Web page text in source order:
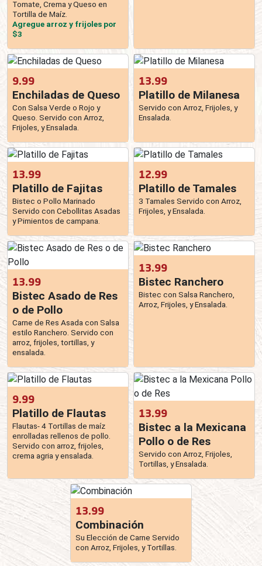
Tomate, Crema y Queso en
Tortilla de Maíz.
Agregue arroz y frijoles por
$3
9.99
Enchiladas de Queso
Con Salsa Verde o Rojo y
Queso. Servido con Arroz,
Frijoles, y Ensalada.
13.99
Platillo de Milanesa
Servido con Arroz, Frijoles, y
Ensalada.
13.99
Platillo de Fajitas
Bistec o Pollo Marinado
Servido con Cebollitas Asadas
y Pimientos de campana.
12.99
Platillo de Tamales
3 Tamales Servido con Arroz,
Frijoles, y Ensalada.
13.99
Bistec Asado de Res
o de Pollo
Carne de Res Asada con Salsa
estilo Ranchero. Servido con
arroz, frijoles, tortillas, y
ensalada.
13.99
Bistec Ranchero
Bistec con Salsa Ranchero,
Arroz, Frijoles, y Ensalada.
9.99
Platillo de Flautas
Flautas- 4 Tortillas de maíz
enrolladas rellenos de pollo.
Servido con arroz, frijoles,
crema agria y ensalada.
13.99
Bistec a la Mexicana
Pollo o de Res
Servido con Arroz, Frijoles,
Tortillas, y Ensalada.
13.99
Combinación
Su Elección de Carne Servido
con Arroz, Frijoles, y Tortillas.